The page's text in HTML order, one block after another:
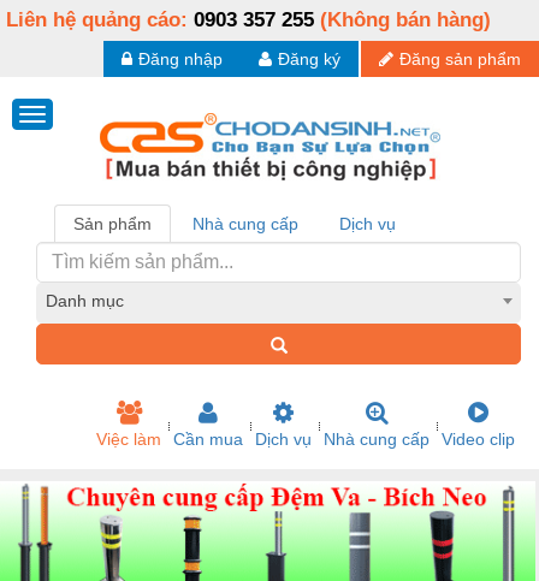
Liên hệ quảng cáo: 0903 357 255 (Không bán hàng)
Đăng sản phẩm
Đăng ký
Đăng nhập
Sản phẩm Nhà cung cấp Dịch vụ
Danh mục
Việc làm Cần mua Dịch vụ Nhà cung cấp Video clip